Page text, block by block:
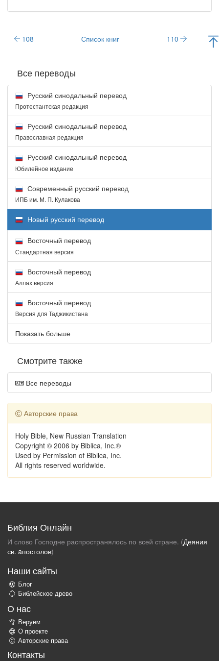
108 Список книг 110
Все переводы
Русский синодальный перевод
Протестантская редакция
Русский синодальный перевод
Православная редакция
Русский синодальный перевод
Юбилейное издание
Современный русский перевод
ИПБ им. М. П. Кулакова
Новый русский перевод
Восточный перевод
Стандартная версия
Восточный перевод
Аллах версия
Восточный перевод
Версия для Таджикистана
Показать больше
Смотрите также
Все переводы
Авторские права
Holy Bible, New Russian Translation
Copyright © 2006 by Biblica, Inc.®
Used by Permission of Biblica, Inc.
All rights reserved worldwide.
Библия Онлайн
И слово Господне распространялось по всей стране. (Деяния
св. aпостолов)
Наши сайты
Блог
Библейское древо
О нас
Веруем
О проекте
Авторские права
Контакты